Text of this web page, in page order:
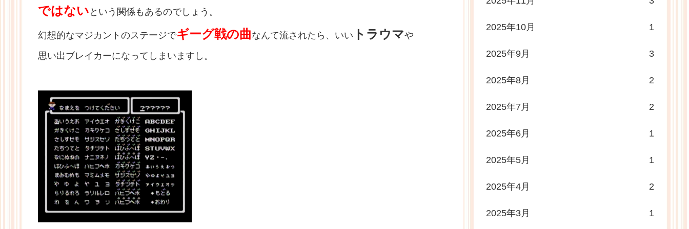
ではない という関係もあるのでしょう。
幻想的なマジカントのステージでギーグ戦の曲なんて流されたら、いい トラウマや
思い出ブレイカーになってしまいますし。
2025年10月 1
2025年9月 3
2025年8月 2
2025年7月 2
2025年6月 1
2025年5月 1
2025年4月 2
2025年3月 1